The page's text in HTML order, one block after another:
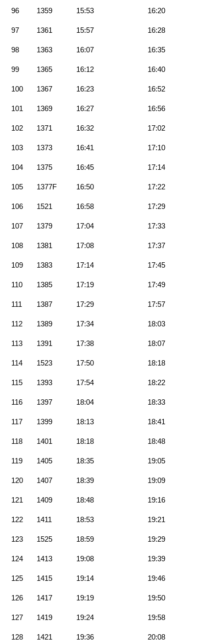
96 1359 15:53 16:20
97 1361 15:57 16:28
98 1363 16:07 16:35
99 1365 16:12 16:40
100 1367 16:23 16:52
101 1369 16:27 16:56
102 1371 16:32 17:02
103 1373 16:41 17:10
104 1375 16:45 17:14
105 1377F 16:50 17:22
106 1521 16:58 17:29
107 1379 17:04 17:33
108 1381 17:08 17:37
109 1383 17:14 17:45
110 1385 17:19 17:49
111 1387 17:29 17:57
112 1389 17:34 18:03
113 1391 17:38 18:07
114 1523 17:50 18:18
115 1393 17:54 18:22
116 1397 18:04 18:33
117 1399 18:13 18:41
118 1401 18:18 18:48
119 1405 18:35 19:05
120 1407 18:39 19:09
121 1409 18:48 19:16
122 1411 18:53 19:21
123 1525 18:59 19:29
124 1413 19:08 19:39
125 1415 19:14 19:46
126 1417 19:19 19:50
127 1419 19:24 19:58
128 1421 19:36 20:08